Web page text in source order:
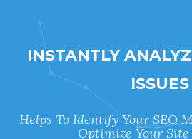
INSTANTLY
ISSUES
Helps To Identify Your SEO
Optimize Your